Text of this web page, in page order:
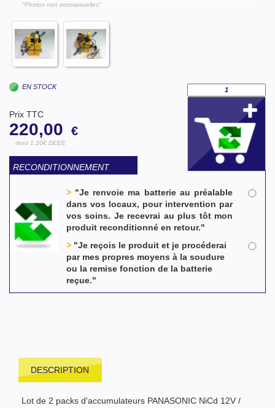
"Photos non contractuelles"
EN STOCK
Prix TTC
220,00 €
dont 1.20€ DEEE
RECONDITIONNEMENT
> "Je renvoie ma batterie au préalable
dans vos locaux, pour intervention par
vos soins. Je recevrai au plus tôt mon
produit reconditionné en retour."
> "Je reçois le produit et je procéderai
par mes propres moyens à la soudure
ou la remise fonction de la batterie
reçue."
DESCRIPTION
Lot de 2 packs d'accumulateurs PANASONIC NiCd 12V /